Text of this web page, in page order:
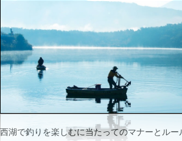
西湖で釣りを楽しむに当たってのマナーとルー